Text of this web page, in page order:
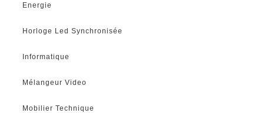
Energie
Horloge Led Synchronisée
Informatique
Mélangeur Video
Mobilier Technique